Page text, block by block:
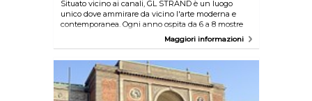
Situato vicino ai canali, GL STRAND è un luogo
unico dove ammirare da vicino l'arte moderna e
contemporanea. Ogni anno ospita da 6 a 8 mostre
accompagnate da discorsi di celebri artisti, spettacoli
e altri eventi memorabili. Goditevi una tazza di caffè
l'affascinante libreria.
Maggiori informazioni